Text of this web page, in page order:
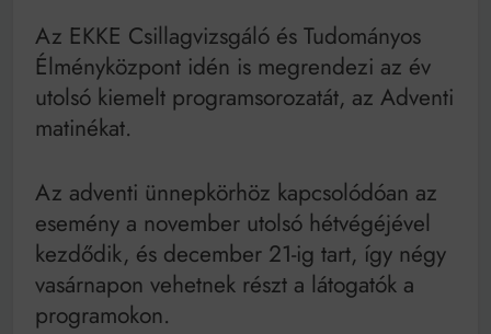
as években
Bitumenes lapostetők: a bevált technológia akkor
működik, ha jól van felújítva
Az EKKE Csillagvizsgáló és Tudományos
Élményközpont idén is megrendezi az év
utolsó kiemelt programsorozatát, az Adventi
matinékat.
Az adventi ünnepkörhöz kapcsolódóan az
esemény a november utolsó hétvégéjével
kezdődik, és december 21-ig tart, így négy
vasárnapon vehetnek részt a látogatók a
programokon.